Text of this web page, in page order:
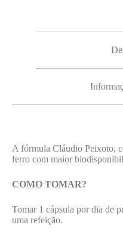
A fórmula Cláudio Peixoto,
ferro com maior
COMO TOMAR?
Tomar 1 cápsula por dia de
uma refeição.